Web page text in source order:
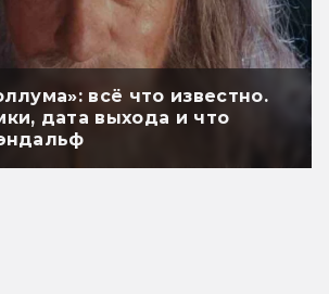
всё что известно.
дата выхода и что